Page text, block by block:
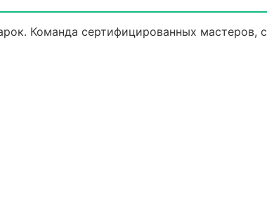
Команда сертифицированных мастеров,